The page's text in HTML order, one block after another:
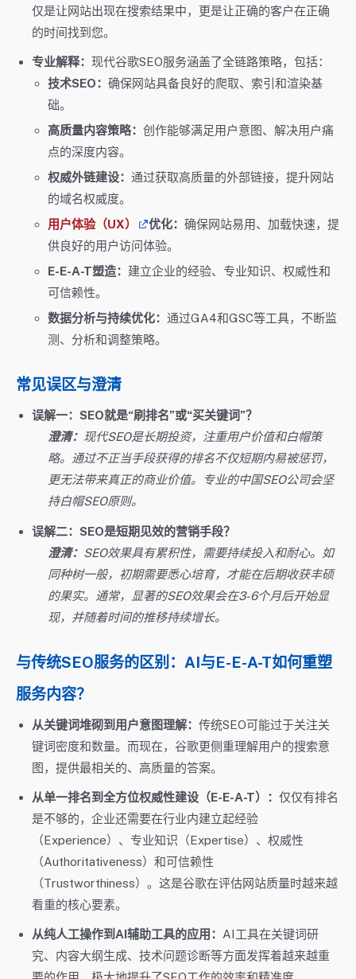
仅是让网站出现在搜索结果中，更是让正确的客户在正确
的时间找到您。
专业解释： 现代谷歌SEO服务涵盖了全链路策略，包括：
技术SEO： 确保网站具备良好的爬取、索引和渲染基
础。
高质量内容策略： 创作能够满足用户意图、解决用户痛
点的深度内容。
权威外链建设： 通过获取高质量的外部链接，提升网站
的域名权威度。
用户体验（UX）
优化：确保网站易用、加载快速，提
供良好的用户访问体验。
E-E-A-T塑造： 建立企业的经验、专业知识、权威性和
可信赖性。
数据分析与持续优化： 通过GA4和GSC等工具，不断监
测、分析和调整策略。
常见误区与澄清
误解一：SEO就是“刷排名”或“买关键词”？
澄清： 现代SEO是长期投资，注重用户价值和白帽策
略。通过不正当手段获得的排名不仅短期内易被惩罚，
更无法带来真正的商业价值。专业的中国SEO公司会坚
持白帽SEO原则。
误解二：SEO是短期见效的营销手段？
澄清： SEO效果具有累积性，需要持续投入和耐心。如
同种树一般，初期需要悉心培育，才能在后期收获丰硕
的果实。通常，显著的SEO效果会在3-6个月后开始显
现，并随着时间的推移持续增长。
与传统SEO服务的区别：AI与E-E-A-T如何重塑
服务内容？
从关键词堆砌到用户意图理解： 传统SEO可能过于关注关
键词密度和数量。而现在，谷歌更侧重理解用户的搜索意
图，提供最相关的、高质量的答案。
从单一排名到全方位权威性建设（E-E-A-T）： 仅仅有排名
是不够的，企业还需要在行业内建立起经验
（Experience）、专业知识（Expertise）、权威性
（Authoritativeness）和可信赖性
（Trustworthiness）。这是谷歌在评估网站质量时越来越
看重的核心要素。
从纯人工操作到AI辅助工具的应用： AI工具在关键词研
究、内容大纲生成、技术问题诊断等方面发挥着越来越重